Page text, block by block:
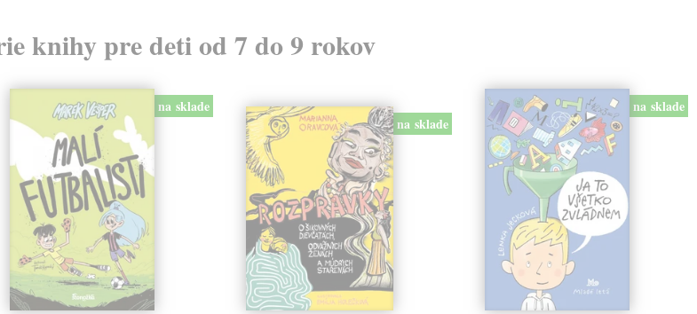
knihy pre deti od 7 do 9 rokov
na sklade
na sklade
na sklade